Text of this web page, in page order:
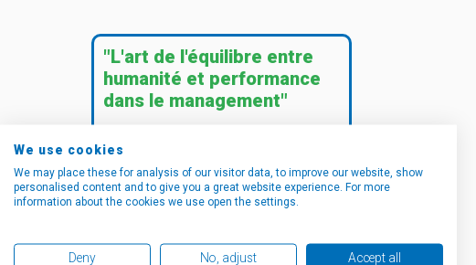
"L'art de l'équilibre entre
humanité et performance
dans le management"
Olivier LAJOUS,
Général de la Marine ,
Conférencier et Consultant
en donduite de changement
Télécharger le document
We use cookies
We may place these for analysis of our visitor data, to improve our website, show
personalised content and to give you a great website experience. For more
information about the cookies we use open the settings.
Deny No, adjust Accept all